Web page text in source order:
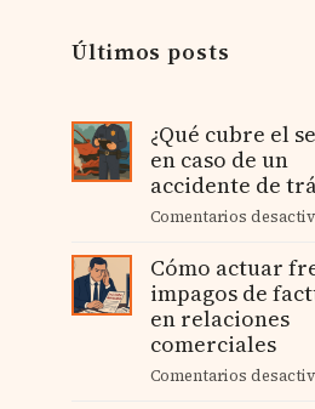
Últimos posts
¿Qué cubre el
en caso de un
accidente de
Comentarios
Cómo actuar
impagos de
en relaciones
comerciales
Comentarios